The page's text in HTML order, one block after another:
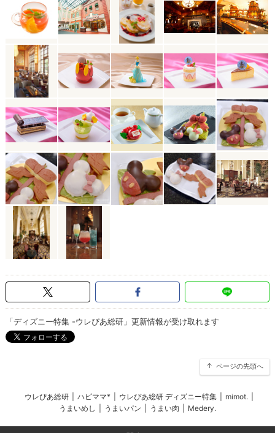
「ディズニー特集 -ウレぴあ総研」更新情報が受け取れます
ページの先頭へ
ウレぴあ総研 ハピママ* ウレぴあ総研 ディズニー特集 mimot.
うまいめし
うまいパン うまい肉 Medery.